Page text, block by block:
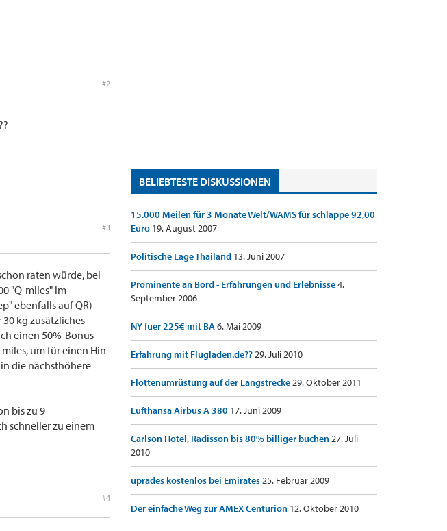
#2
#3
raten würde, bei
"Q-miles" im
ebenfalls auf QR)
kg zusätzliches
einen 50%-Bonus-
um für einen Hin-
die nächsthöhere
bis zu 9
schneller zu einem
#4
BELIEBTESTE DISKUSSIONEN
15.000 Meilen für 3 Monate Welt/WAMS für schlappe 92,00
Euro 19. August 2007
Politische Lage Thailand 13. Juni 2007
Prominente an Bord - Erfahrungen und Erlebnisse4.
September 2006
NY fuer 225€ mit BA6. Mai 2009
Erfahrung mit Flugladen.de??29. Juli 2010
Flottenumrüstung auf der Langstrecke29. Oktober 2011
Lufthansa Airbus A 380 17. Juni 2009
Carlson Hotel, Radisson bis 80% billiger buchen27. Juli
2010
uprades kostenlos bei Emirates25. Februar 2009
Der einfache Weg zur AMEX Centurion 12. Oktober 2010